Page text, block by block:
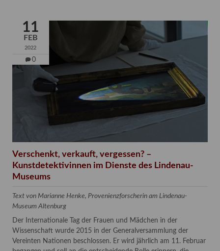
11
FEB
2022
0
Verschenkt, verkauft, vergessen? –
Kunstdetektivinnen im Dienste des Lindenau-
Museums
Text von Marianne Henke, Provenienzforscherin am Lindenau-
Museum Altenburg
Der Internationale Tag der Frauen und Mädchen in der
Wissenschaft wurde 2015 in der Generalversammlung der
Vereinten Nationen beschlossen. Er wird jährlich am 11. Februar